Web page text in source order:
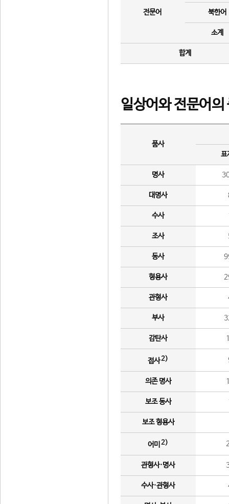
전문어 북한어
소계
합계
일상어와 전문어의
품사
표
명사
대명사
수사
조사
동사
형용사
관형사
부사
감탄사
접사2)
의존 명사
보조 동사
보조 형용사
어미 2)
관형사·명사
수사·관형사